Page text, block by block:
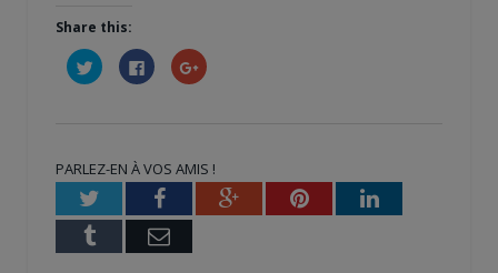
Share this:
Cliquez
pour
partager
fenêtre)
Cliquez
pour
partager
fenêtre)
Cliquez
pour
nouvelle
fenêtre)
PARLEZ-EN À VOS AMIS !
TwitterFacebookGoogle+PinterestLinkedIn
Tumblr Email